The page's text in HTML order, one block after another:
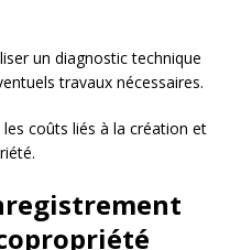
un diagnostic technique
travaux nécessaires.
les coûts liés à la création et